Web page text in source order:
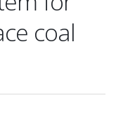
coal